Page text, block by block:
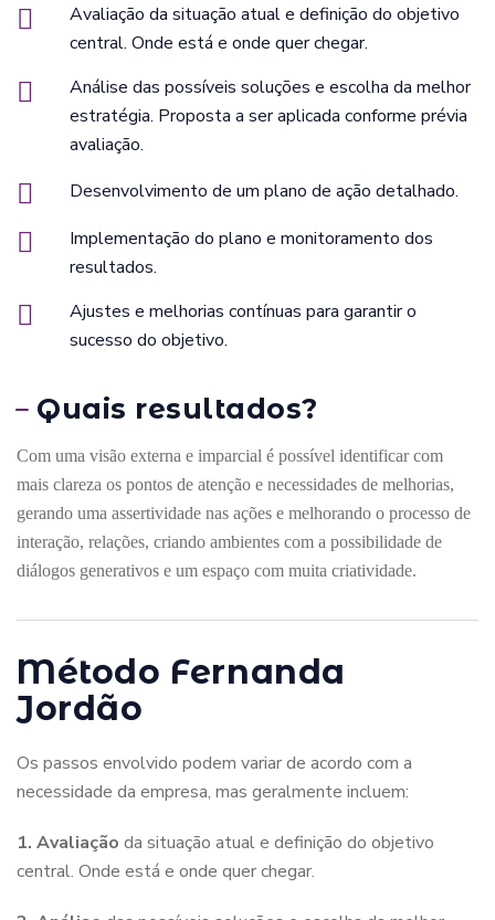
Avaliação da situação atual e definição do objetivo
central. Onde está e onde quer chegar.
Análise das possíveis soluções e escolha da melhor
estratégia. Proposta a ser aplicada conforme prévia
avaliação.
Desenvolvimento de um plano de ação detalhado.
Implementação do plano e monitoramento dos
resultados.
Ajustes e melhorias contínuas para garantir o
sucesso do objetivo.
Quais resultados?
Com uma visão externa e imparcial é possível identificar com
mais clareza os pontos de atenção e necessidades de melhorias,
gerando uma assertividade nas ações e melhorando o processo de
interação, relações, criando ambientes com a possibilidade de
diálogos generativos e um espaço com muita criatividade.
Método Fernanda
Jordão
Os passos envolvido podem variar de acordo com a
necessidade da empresa, mas geralmente incluem:
1. Avaliação da situação atual e definição do objetivo
central. Onde está e onde quer chegar.